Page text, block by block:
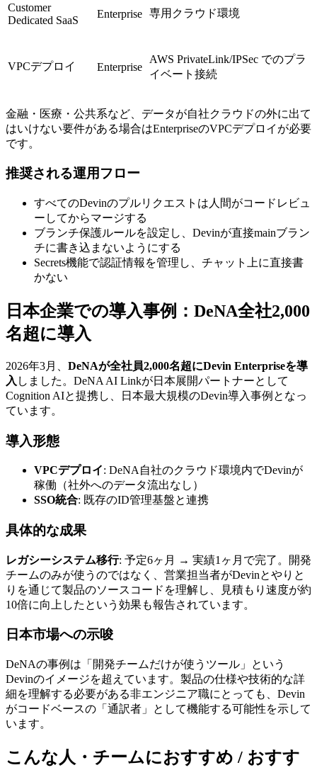
Customer
Dedicated SaaS
Enterprise 専用クラウド環境
VPCデプロイ Enterprise
AWS PrivateLink/IPSec でのプラ
イベート接続
金融・医療・公共系など、データが自社クラウドの外に出て
はいけない要件がある場合はEnterpriseのVPCデプロイが必要
です。
推奨される運用フロー
すべてのDevinのプルリクエストは人間がコードレビュ
ーしてからマージする
ブランチ保護ルールを設定し、Devinが直接mainブラン
チに書き込まないようにする
Secrets機能で認証情報を管理し、チャット上に直接書
かない
日本企業での導入事例：DeNA全社2,000
名超に導入
2026年3月、 DeNAが全社員2,000名超にDevin Enterpriseを導
入 しました。DeNA AI Linkが日本展開パートナーとして
Cognition AIと提携し、日本最大規模のDevin導入事例となっ
ています。
導入形態
VPCデプロイ: DeNA自社のクラウド環境内でDevinが
稼働（社外へのデータ流出なし）
SSO統合: 既存のID管理基盤と連携
具体的な成果
レガシーシステム移行: 予定6ヶ月 → 実績1ヶ月で完了。開発
チームのみが使うのではなく、営業担当者がDevinとやりと
りを通じて製品のソースコードを理解し、見積もり速度が約
10倍に向上したという効果も報告されています。
日本市場への示唆
DeNAの事例は「開発チームだけが使うツール」という
Devinのイメージを超えています。製品の仕様や技術的な詳
細を理解する必要がある非エンジニア職にとっても、Devin
がコードベースの「通訳者」として機能する可能性を示して
います。
こんな人・チームにおすすめ / おすす